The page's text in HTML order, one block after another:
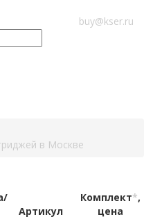
buy@kser.ru
в Москве
Артикул
Комплект*,
цена